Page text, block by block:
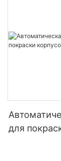
для